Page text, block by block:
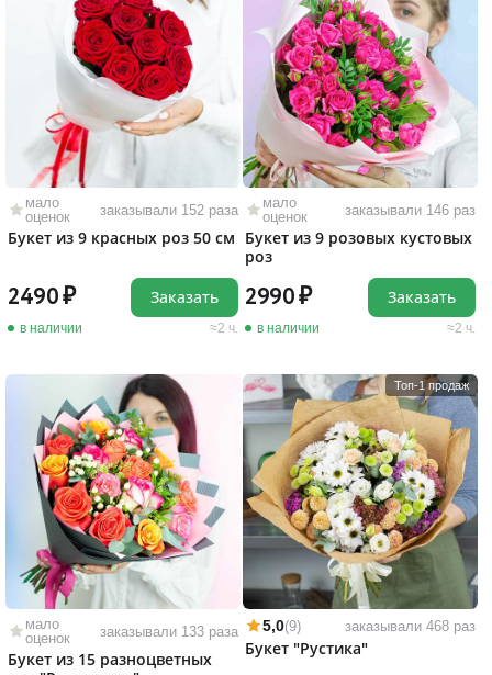
мало
оценок
заказывали 152 раза
Букет из 9 красных роз 50 см
2490
в наличии 2 ч.
Заказать
мало
оценок
заказывали 146 раз
Букет из 9 розовых кустовых
роз
2990
в наличии 2 ч.
Заказать
мало
оценок
заказывали 133 раза
Букет из 15 разноцветных
Топ-1 продаж
5,0(9) заказывали 468 раз
Букет "Рустика"